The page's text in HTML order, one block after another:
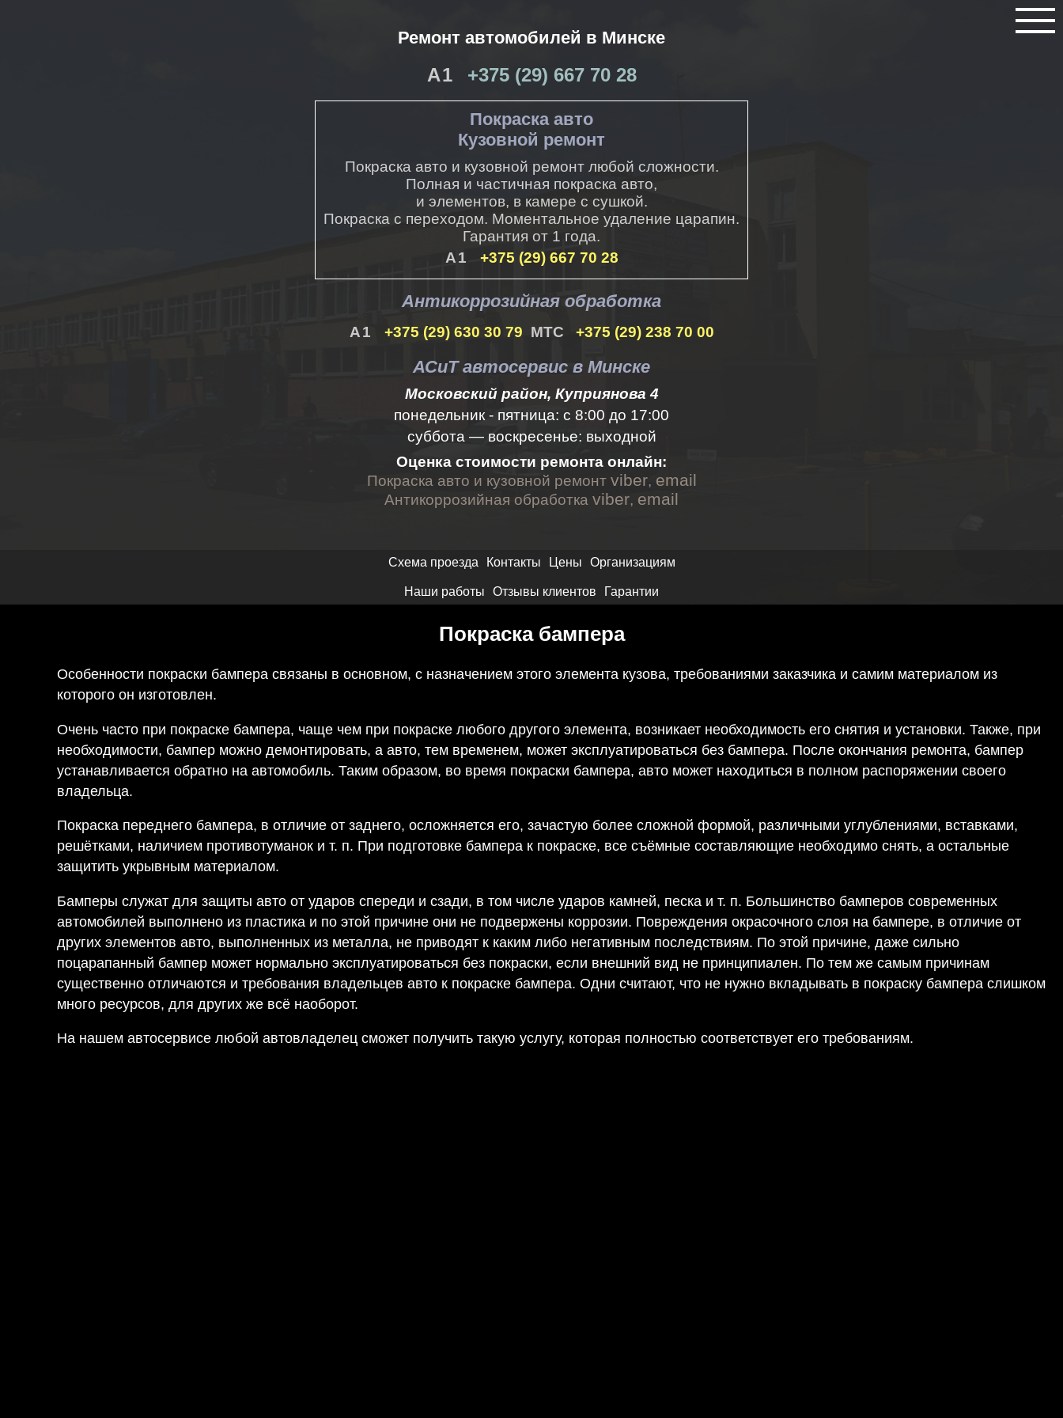
Ремонт автомобилей в Минске
+375 (29) 667 70 28
Покраска авто
Кузовной ремонт
Покраска авто и кузовной ремонт любой сложности.
Полная и частичная покраска авто,
и элементов, в камере с сушкой.
Покраска с переходом. Моментальное удаление царапин.
Гарантия от 1 года.
+375 (29) 667 70 28
Антикоррозийная обработка
+375 (29) 630 30 79 +375 (29) 238 70 00
АСиТ автосервис в Минске
Московский район, Куприянова 4
понедельник - пятница: с 8:00 до 17:00
суббота — воскресенье: выходной
Оценка стоимости ремонта онлайн:
Покраска авто и кузовной ремонт viber, email
Антикоррозийная обработка viber, email
Схема проезда Контакты Цены Организациям
Наши работы Отзывы клиентов Гарантии
Покраска бампера
Особенности покраски бампера связаны в основном, с назначением этого элемента кузова, требованиями заказчика и самим материалом из
которого он изготовлен.
Очень часто при покраске бампера, чаще чем при покраске любого другого элемента, возникает необходимость его снятия и установки. Также, при
необходимости, бампер можно демонтировать, а авто, тем временем, может эксплуатироваться без бампера. После окончания ремонта, бампер
устанавливается обратно на автомобиль. Таким образом, во время покраски бампера, авто может находиться в полном распоряжении своего
владельца.
Покраска переднего бампера, в отличие от заднего, осложняется его, зачастую более сложной формой, различными углублениями, вставками,
решётками, наличием противотуманок и т. п. При подготовке бампера к покраске, все съёмные составляющие необходимо снять, а остальные
защитить укрывным материалом.
Бамперы служат для защиты авто от ударов спереди и сзади, в том числе ударов камней, песка и т. п. Большинство бамперов современных
автомобилей выполнено из пластика и по этой причине они не подвержены коррозии. Повреждения окрасочного слоя на бампере, в отличие от
других элементов авто, выполненных из металла, не приводят к каким либо негативным последствиям. По этой причине, даже сильно
поцарапанный бампер может нормально эксплуатироваться без покраски, если внешний вид не принципиален. По тем же самым причинам
существенно отличаются и требования владельцев авто к покраске бампера. Одни считают, что не нужно вкладывать в покраску бампера слишком
много ресурсов, для других же всё наоборот.
На нашем автосервисе любой автовладелец сможет получить такую услугу, которая полностью соответствует его требованиям.